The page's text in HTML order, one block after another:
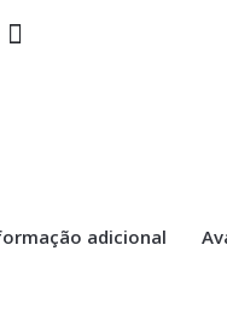
adicional